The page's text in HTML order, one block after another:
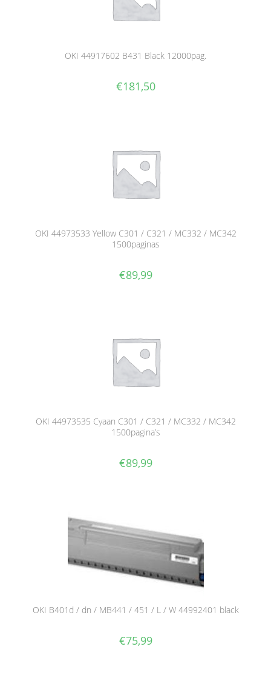
OKI 44917602 B431 Black 12000pag.
€181,50
OKI 44973533 Yellow C301 / C321 / MC332 / MC342
1500paginas
€89,99
OKI 44973535 Cyaan C301 / C321 / MC332 / MC342
1500pagina’s
€89,99
OKI B401d / dn / MB441 / 451 / L / W 44992401 black
€75,99